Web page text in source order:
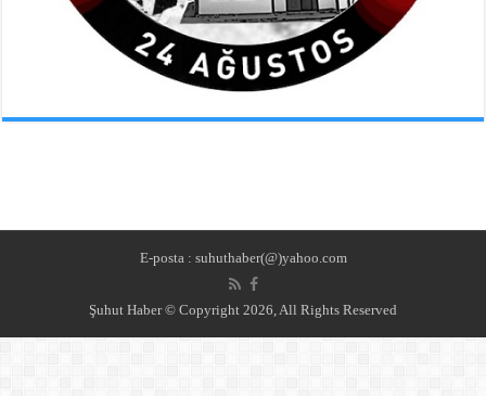
E-posta : suhuthaber(@)yahoo.com
Şuhut Haber © Copyright 2026, All Rights Reserved